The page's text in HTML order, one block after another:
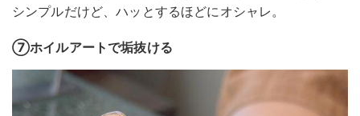
シンプルだけど、ハッとするほどにオシャレ。
⑦ホイルアートで垢抜ける